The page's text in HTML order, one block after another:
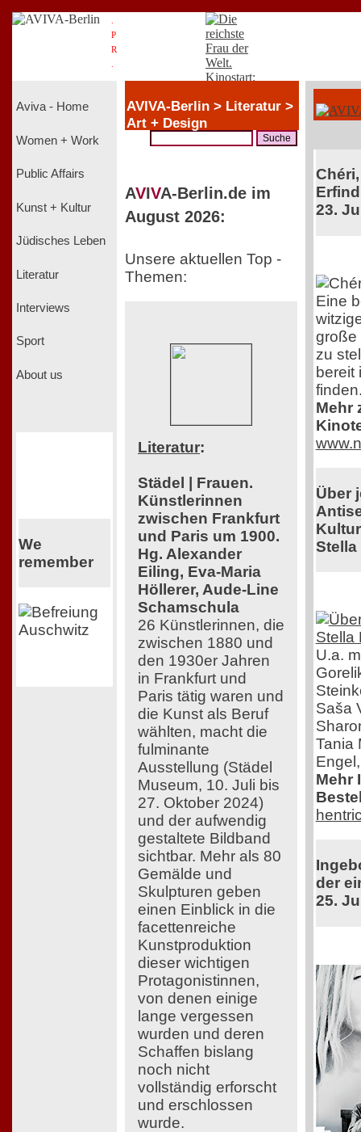
P
R
Aviva - Home
Women + Work
Public Affairs
Kunst + Kultur
Jüdisches Leben
Literatur
Interviews
Sport
About us
We
remember
AVIVA-Berlin > Literatur >
Art + Design
AVIVA-Berlin.de im
August 2026:
Unsere aktuellen Top -
Themen:
Literatur:
Städel | Frauen.
Künstlerinnen
zwischen Frankfurt
und Paris um 1900.
Hg. Alexander
Eiling, Eva-Maria
Höllerer, Aude-Line
Schamschula
26 Künstlerinnen, die
zwischen 1880 und
den 1930er Jahren
in Frankfurt und
Paris tätig waren und
die Kunst als Beruf
wählten, macht die
fulminante
Ausstellung (Städel
Museum, 10. Juli bis
27. Oktober 2024)
und der aufwendig
gestaltete Bildband
sichtbar. Mehr als 80
Gemälde und
Skulpturen geben
einen Einblick in die
facettenreiche
Kunstproduktion
dieser wichtigen
Protagonistinnen,
von denen einige
lange vergessen
wurden und deren
Schaffen bislang
noch nicht
vollständig erforscht
und erschlossen
wurde.
23.
Eine
große
zu
bereit
Mehr
Über
Stella
U.a.
Saša
Tania
Mehr
der
25.